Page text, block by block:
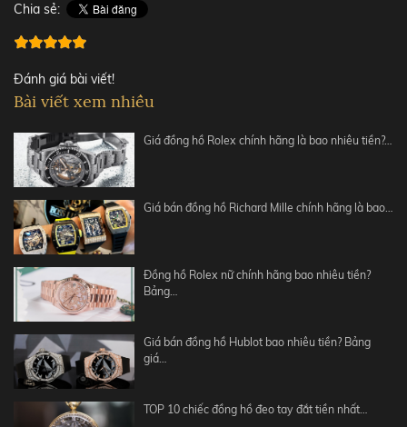
Chia sẻ:
Đánh giá bài viết!
Bài viết xem nhiều
Giá đồng hồ Rolex chính hãng là bao nhiêu tiền?…
Giá bán đồng hồ Richard Mille chính hãng là bao…
Đồng hồ Rolex nữ chính hãng bao nhiêu tiền?
Bảng…
Giá bán đồng hồ Hublot bao nhiêu tiền? Bảng
giá…
TOP 10 chiếc đồng hồ đeo tay đắt tiền nhất…